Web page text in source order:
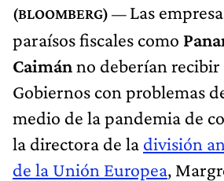
Las
paraísos fiscales como
Caimánno deberían recibir
Gobiernos con problemas
medio de la pandemia de
la directora de la división
de la Unión Europea,